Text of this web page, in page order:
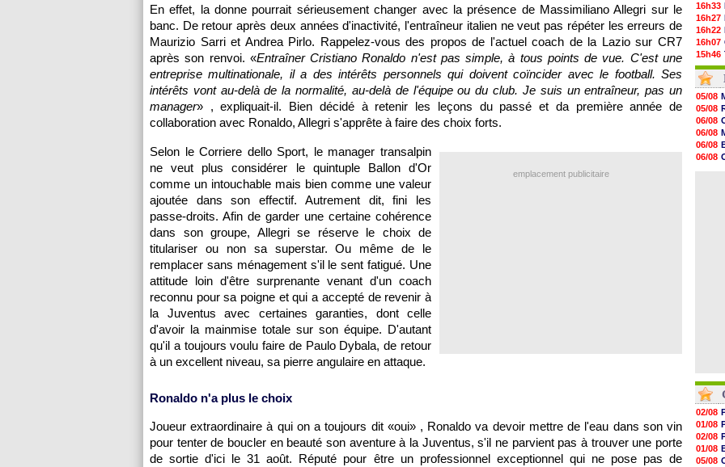
En effet, la donne pourrait sérieusement changer avec la présence de Massimiliano Allegri sur le
banc. De retour après deux années d'inactivité, l'entraîneur italien ne veut pas répéter les erreurs de
Maurizio Sarri et Andrea Pirlo. Rappelez-vous des propos de l'actuel coach de la Lazio sur CR7
après son renvoi. «Entraîner Cristiano Ronaldo n'est pas simple, à tous points de vue. C'est une
entreprise multinationale, il a des intérêts personnels qui doivent coïncider avec le football. Ses
intérêts vont au-delà de la normalité, au-delà de l'équipe ou du club. Je suis un entraîneur, pas un
manager» , expliquait-il. Bien décidé à retenir les leçons du passé et da première année de
collaboration avec Ronaldo, Allegri s'apprête à faire des choix forts.
emplacement publicitaire
Selon le Corriere dello Sport, le manager transalpin
ne veut plus considérer le quintuple Ballon d'Or
comme un intouchable mais bien comme une valeur
ajoutée dans son effectif. Autrement dit, fini les
passe-droits. Afin de garder une certaine cohérence
dans son groupe, Allegri se réserve le choix de
titulariser ou non sa superstar. Ou même de le
remplacer sans ménagement s'il le sent fatigué. Une
attitude loin d'être surprenante venant d'un coach
reconnu pour sa poigne et qui a accepté de revenir à
la Juventus avec certaines garanties, dont celle
d'avoir la mainmise totale sur son équipe. D'autant
qu'il a toujours voulu faire de Paulo Dybala, de retour
à un excellent niveau, sa pierre angulaire en attaque.
Ronaldo n'a plus le choix
Joueur extraordinaire à qui on a toujours dit «oui» , Ronaldo va devoir mettre de l'eau dans son vin
pour tenter de boucler en beauté son aventure à la Juventus, s'il ne parvient pas à trouver une porte
de sortie d'ici le 31 août. Réputé pour être un professionnel exceptionnel qui ne pose pas de
16h33
16h27
16h22
16h07
15h46
15h41
15h20
14h55
14h38
14h19
13h56
13h35
13h12
12h48
05/08
05/08
06/08
06/08
06/08
06/08
02/08
01/08
02/08
01/08
05/08